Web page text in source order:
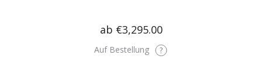
ab €3,295.00
Auf Bestellung